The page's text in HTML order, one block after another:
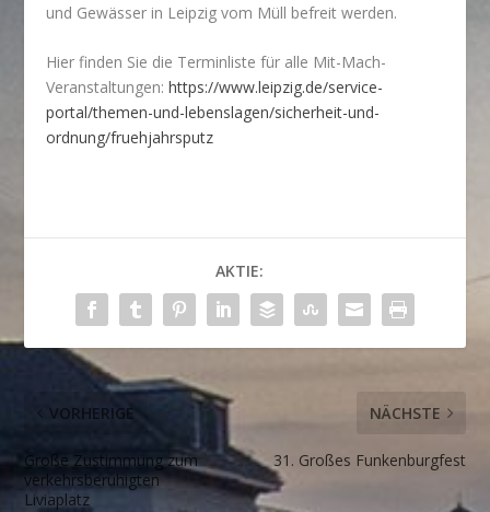
und Gewässer in Leipzig vom Müll befreit werden.
Hier finden Sie die Terminliste für alle Mit-Mach-
Veranstaltungen:https://www.leipzig.de/service-
portal/themen-und-lebenslagen/sicherheit-und-
ordnung/fruehjahrsputz
AKTIE:
VORHERIGE
Große Zustimmung zum
verkehrsberuhigten
Liviaplatz
NÄCHSTE
31. Großes Funkenburgfest